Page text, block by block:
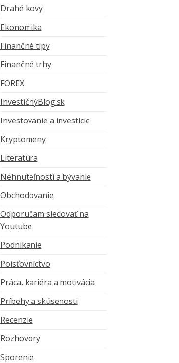
Drahé kovy
Ekonomika
Finančné tipy
Finančné trhy
FOREX
InvestičnýBlog.sk
Investovanie a investície
Kryptomeny
Literatúra
Nehnuteľnosti a bývanie
Obchodovanie
Odporučam sledovať na
Youtube
Podnikanie
Poisťovníctvo
Práca, kariéra a motivácia
Príbehy a skúsenosti
Recenzie
Rozhovory
Sporenie